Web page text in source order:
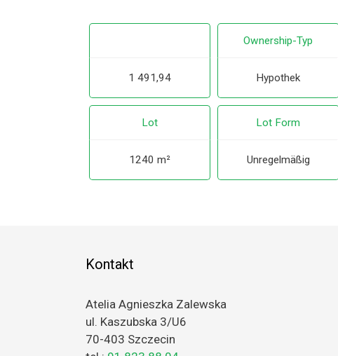
1 491,94
Ownership-Typ
Hypothek
Lot
1240 m²
Lot Form
Unregelmäßig
Kontakt
Atelia Agnieszka Zalewska
ul. Kaszubska 3/U6
70-403 Szczecin